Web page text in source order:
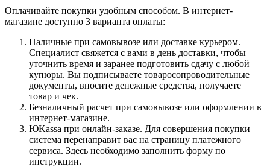
Оплачивайте покупки удобным способом. В интернет-
магазине доступно 3 варианта оплаты:
Наличные при самовывозе или доставке курьером.
Специалист свяжется с вами в день доставки, чтобы
уточнить время и заранее подготовить сдачу с любой
купюры. Вы подписываете товаросопроводительные
документы, вносите денежные средства, получаете
товар и чек.
Безналичный расчет при самовывозе или оформлении в
интернет-магазине.
ЮKassa при онлайн-заказе. Для совершения покупки
система перенаправит вас на страницу платежного
сервиса. Здесь необходимо заполнить форму по
инструкции.